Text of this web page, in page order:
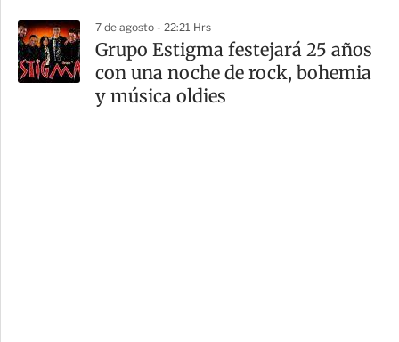
7 de agosto - 22:21 Hrs
Grupo Estigma festejará 25 años
con una noche de rock, bohemia
y música oldies